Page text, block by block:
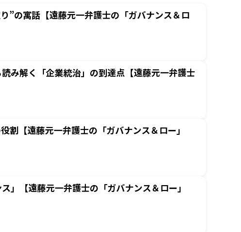
”の寓話【遠藤元一弁護士の「ガバナンス＆ロ
み解く「企業統治」の到達点【遠藤元一弁護士
割【遠藤元一弁護士の「ガバナンス＆ロー」
」【遠藤元一弁護士の「ガバナンス＆ロー」